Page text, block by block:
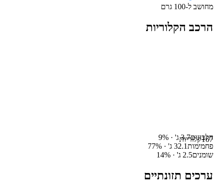
מחושב ל-100 גרם
הרכב הקלוריות
167קלוריותחלבונים3.7ג' · 9%
פחמימות32.1 ג' · 77%
שומנים2.5 ג' · 14%
ערכים תזונתיים